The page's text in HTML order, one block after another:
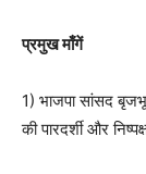
प्रमुख माँगें
1) भाजपा सांसद
की पारदर्शी और